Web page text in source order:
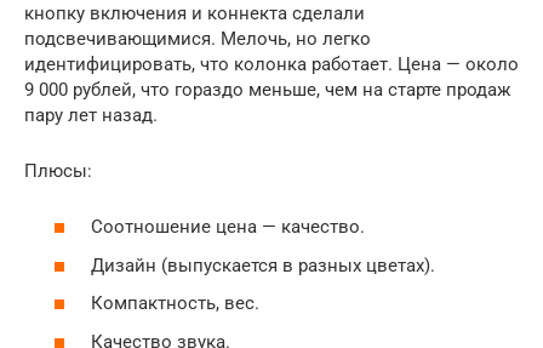
кнопку включения и коннекта сделали
подсвечивающимися. Мелочь, но легко
идентифицировать, что колонка работает. Цена — около
9 000 рублей, что гораздо меньше, чем на старте продаж
пару лет назад.
Плюсы:
Соотношение цена — качество.
Дизайн (выпускается в разных цветах).
Компактность, вес.
Качество звука.